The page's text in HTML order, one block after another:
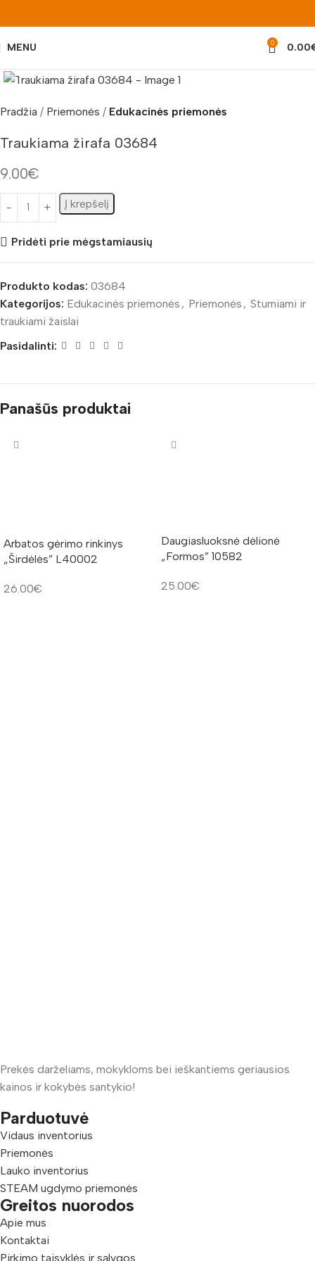
MENU 0 0.00
Pradžia Priemonės Edukacinės priemonės
Traukiama žirafa 03684
9.00€
Į krepšelį
Pridėti prie mėgstamiausių
Produkto kodas: 03684
Kategorijos: Edukacinės priemonės , Priemonės , Stumiami ir
traukiami žaislai
Pasidalinti:
Panašūs produktai
Arbatos gėrimo rinkinys
„Širdėlės” L40002
26.00€
Daugiasluoksnė dėlionė
„Formos” 10582
25.00€
Prekės darželiams, mokykloms bei ieškantiems geriausios
kainos ir kokybės santykio!
Parduotuvė
Vidaus inventorius
Priemonės
Lauko inventorius
STEAM ugdymo priemonės
Greitos nuorodos
Apie mus
Kontaktai
Pirkimo taisyklės ir sąlygos